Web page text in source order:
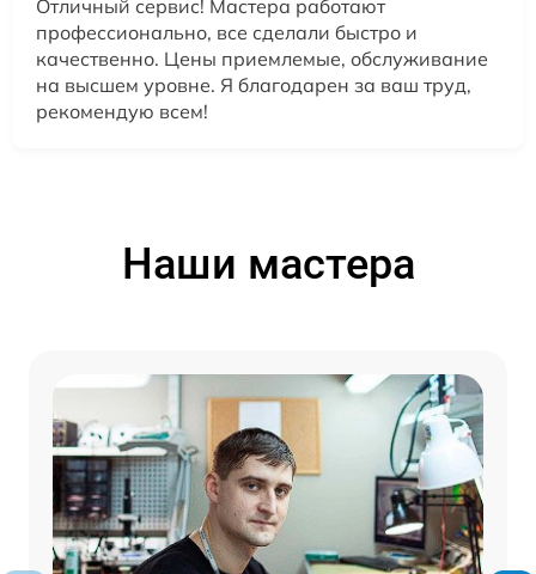
Отличный сервис! Мастера работают
профессионально, все сделали быстро и
качественно. Цены приемлемые, обслуживание
на высшем уровне. Я благодарен за ваш труд,
рекомендую всем!
Наши мастера